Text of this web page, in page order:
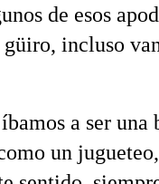
de esos
incluso
a ser una
un